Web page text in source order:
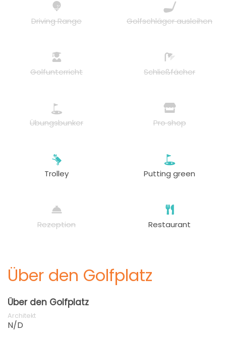
Driving Range Golfschläger ausleihen
Golfunterricht Schließfächer
Übungsbunker Pro shop
Trolley Putting green
Rezeption Restaurant
Über den Golfplatz
Über den Golfplatz
Architekt
N/D